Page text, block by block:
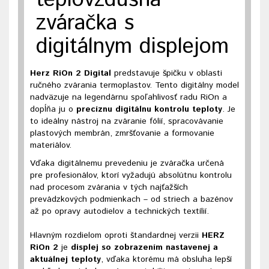
zváračka s
digitálnym displejom
Herz RiOn 2 Digital predstavuje špičku v oblasti
ručného zvárania termoplastov. Tento digitálny model
nadväzuje na legendárnu spoľahlivosť radu RiOn a
dopĺňa ju o precíznu digitálnu kontrolu teploty. Je
to ideálny nástroj na zváranie fólií, spracovávanie
plastových membrán, zmršťovanie a formovanie
materiálov.
Vďaka digitálnemu prevedeniu je zváračka určená
pre profesionálov, ktorí vyžadujú absolútnu kontrolu
nad procesom zvárania v tých najťažších
prevádzkových podmienkach – od striech a bazénov
až po opravy autodielov a technických textílií.
Hlavným rozdielom oproti štandardnej verzii HERZ
RiOn 2 je displej so zobrazením nastavenej a
aktuálnej teploty, vďaka ktorému má obsluha lepší